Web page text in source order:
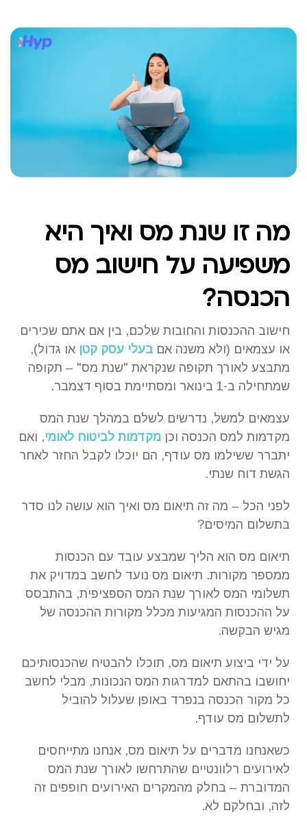
מה זו שנת מס ואיך היא
משפיעה על חישוב מס
הכנסה?
חישוב ההכנסות והחובות שלכם, בין אם אתם שכירים
או עצמאים (ולא משנה אם בעלי עסק קטן או גדול),
מתבצע לאורך תקופה שנקראת "שנת מס" – תקופה
שמתחילה ב-1 בינואר ומסתיימת בסוף דצמבר.
עצמאים למשל, נדרשים לשלם במהלך שנת המס
מקדמות למס הכנסה וכן מקדמות לביטוח לאומי, ואם
יתברר ששילמו מס עודף, הם יוכלו לקבל החזר לאחר
הגשת דוח שנתי.
לפני הכל – מה זה תיאום מס ואיך הוא עושה לנו סדר
בתשלום המיסים?
תיאום מס הוא הליך שמבצע עובד עם הכנסות
ממספר מקורות. תיאום מס נועד לחשב במדויק את
תשלומי המס לאורך שנת המס הספציפית, בהתבסס
על ההכנסות המגיעות מכלל מקורות ההכנסה של
מגיש הבקשה.
על ידי ביצוע תיאום מס, תוכלו להבטיח שהכנסותיכם
יחושבו בהתאם למדרגות המס הנכונות, מבלי לחשב
כל מקור הכנסה בנפרד באופן שעלול להוביל
לתשלום מס עודף.
כשאנחנו מדברים על תיאום מס, אנחנו מתייחסים
לאירועים רלוונטיים שהתרחשו לאורך שנת המס
המדוברת – בחלק מהמקרים האירועים חופפים זה
לזה, ובחלקם לא.